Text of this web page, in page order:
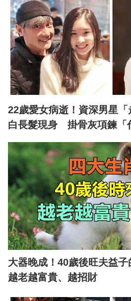
22歲愛女病逝！資深男星
白長髮現身 掛骨灰項鍊「
大器晚成！40歲後旺夫益
越老越富貴、越招財